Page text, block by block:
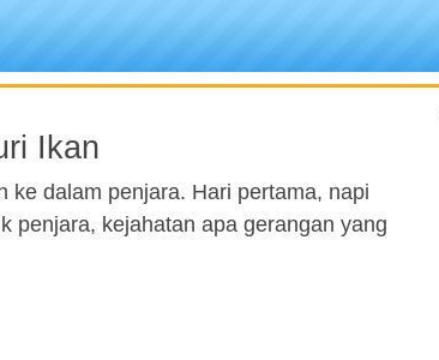
Ikan
ke dalam penjara. Hari pertama, napi
penjara, kejahatan apa gerangan yang